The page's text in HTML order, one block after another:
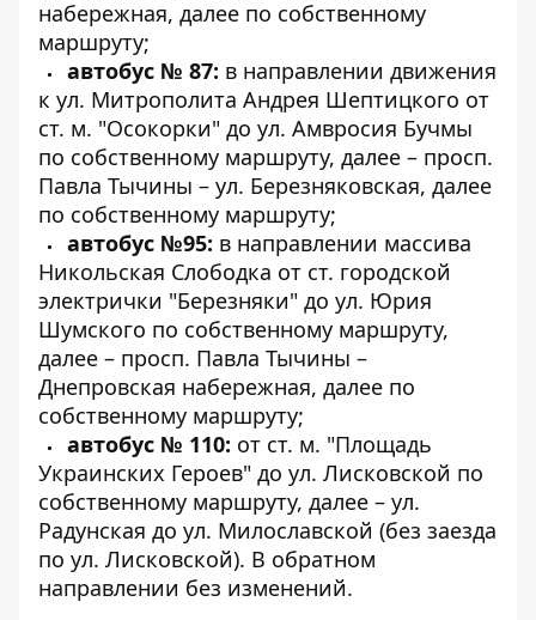
набережная, далее по собственному
маршруту;
автобус № 87: в направлении движения
к ул. Митрополита Андрея Шептицкого от
ст. м. "Осокорки" до ул. Амвросия Бучмы
по собственному маршруту, далее – просп.
Павла Тычины – ул. Березняковская, далее
по собственному маршруту;
автобус №95: в направлении массива
Никольская Слободка от ст. городской
электрички "Березняки" до ул. Юрия
Шумского по собственному маршруту,
далее – просп. Павла Тычины –
Днепровская набережная, далее по
собственному маршруту;
автобус № 110: от ст. м. "Площадь
Украинских Героев" до ул. Лисковской по
собственному маршруту, далее – ул.
Радунская до ул. Милославской (без заезда
по ул. Лисковской). В обратном
направлении без изменений.